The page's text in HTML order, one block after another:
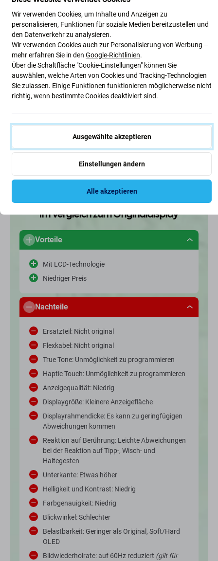
Im Vergleich zu anderen Displayqualitäten ist
das Aftermarket-Display von geringerer
Qualität.
Display tauschen
Es wird immer das komplette Display +
Touchglas + Blende ausgetauscht.
Niedriger Preis
Der Hauptvorteil ist der günstige Preis.
Im Vergleich zum Originaldisplay
Vorteile
Mit LCD-Technologie
Niedriger Preis
Nachteile
Ersatzteil: Nicht original
Flexkabel: Nicht original
True Tone: Unmöglichkeit zu programmieren
Haptic Touch: Unmöglichkeit zu programmieren
Anzeigequalität: Niedrig
Displaygröße: Kleinere Anzeigefläche
Displayrahmendicke: Es kann zu geringfügigen
Abweichungen kommen
Reaktion auf Berührung: Leichte Abweichungen
bei der Reaktion auf Tipp-, Wisch- und
Haltegesten
Unterkante: Etwas höher
Helligkeit und Kontrast: Niedrig
Farbgenauigkeit: Niedrig
Blickwinkel: Schlechter
Belastbarkeit: Geringer als Original, Soft/Hard
OLED
Bildwiederholrate: auf 60Hz reduziert (gilt für
Wir verwenden Cookies, um Inhalte und Anzeigen zu
personalisieren, Funktionen für soziale Medien bereitzustellen und
den Datenverkehr zu analysieren.
Wir verwenden Cookies auch zur Personalisierung von Werbung –
mehr erfahren Sie in den Google-Richtlinien.
Über die Schaltfläche "Cookie-Einstellungen" können Sie
auswählen, welche Arten von Cookies und Tracking-Technologien
Sie zulassen. Einige Funktionen funktionieren möglicherweise nicht
richtig, wenn bestimmte Cookies deaktiviert sind.
Ausgewählte akzeptieren
Einstellungen ändern
Alle akzeptieren